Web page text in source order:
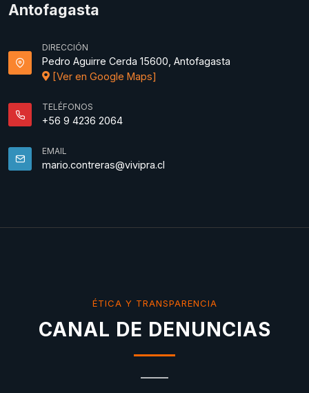
Antofagasta
DIRECCIÓN
Pedro Aguirre Cerda 15600, Antofagasta
[Ver en Google Maps]
TELÉFONOS
+56 9 4236 2064
EMAIL
mario.contreras@vivipra.cl
ÉTICA Y TRANSPARENCIA
CANAL DE DENUNCIAS